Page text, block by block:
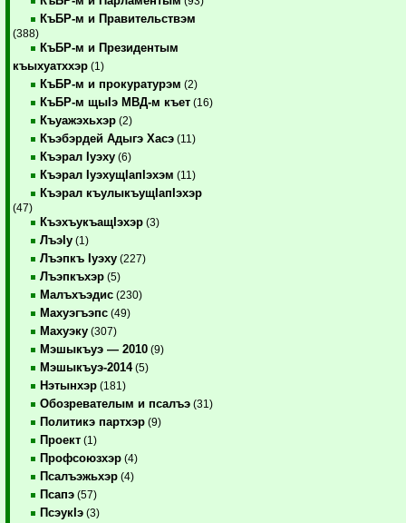
КъБР-м и Правительствэм
(388)
КъБР-м и Президентым
къыхуатххэр (1)
КъБР-м и прокуратурэм (2)
КъБР-м щыIэ МВД-м къет (16)
Къуажэхьхэр (2)
Къэбэрдей Адыгэ Хасэ (11)
Къэрал Iуэху (6)
Къэрал IуэхущIапIэхэм (11)
Къэрал къулыкъущIапIэхэр
(47)
КъэхъукъащIэхэр (3)
ЛъэIу (1)
Лъэпкъ Iуэху (227)
Лъэпкъхэр (5)
Малъхъэдис (230)
Махуэгъэпс (49)
Махуэку (307)
Мэшыкъуэ — 2010 (9)
Мэшыкъуэ-2014(5)
Нэтынхэр (181)
Обозревателым и псалъэ (31)
Политикэ партхэр (9)
Проект (1)
Профсоюзхэр (4)
Псалъэжьхэр (4)
Псапэ (57)
ПсэукIэ (3)